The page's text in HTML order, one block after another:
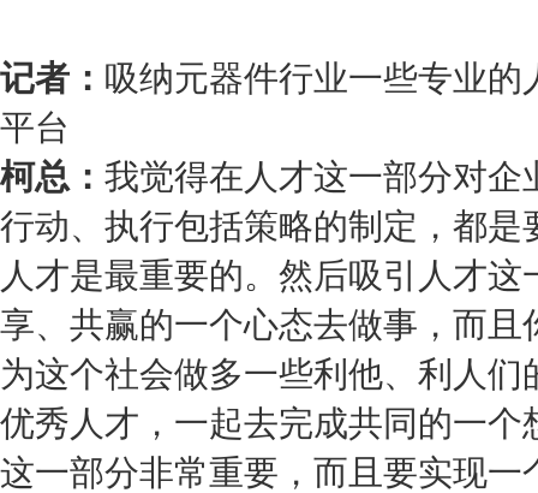
记者： 吸纳元器件行业一些专业
平台
柯总： 我觉得在人才这一部分对
行动、执行包括策略的制定，都
人才是最重要的。然后吸引人才
享、共赢的一个心态去做事，而
为这个社会做多一些利他、利人
优秀人才，一起去完成共同的一
这一部分非常重要，而且要实现